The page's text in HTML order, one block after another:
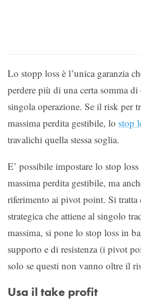
Lo stopp loss è l’unica garanzia
perdere più di una certa somma
singola operazione. Se il risk per
massima perdita gestibile, lo stop
travalichi quella stessa soglia.
E’ possibile impostare lo stop
massima perdita gestibile, ma
riferimento ai pivot point. Si tratta
strategica che attiene al singolo
massima, si pone lo stop loss in
supporto e di resistenza (i pivot
solo se questi non vanno oltre il
Usa il take profit